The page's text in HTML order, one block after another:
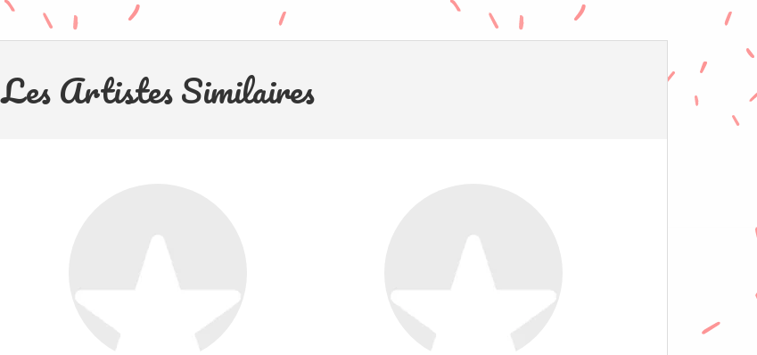
Les Artistes Similaires